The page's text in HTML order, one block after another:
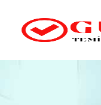
content